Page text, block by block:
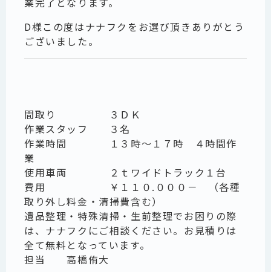
D様この度はナナフクをお選び頂きありがとう
ございました。
間取り ３ＤＫ
作業スタッフ ３名
作業時間 １３時～１７時 ４時間作
業
使用車両 ２ｔワイドトラック１台
費用 ￥１１０.０００－ （各種
取り外し料金・清掃費含む）
遺品整理・特殊清掃・生前整理でお困りの際
は、ナナフクにご相談ください。お見積りは
全て無料となっています。
担当 高橋侑大